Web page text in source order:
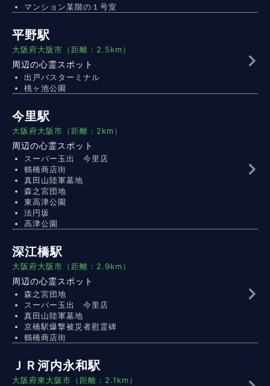
マンション某階の１号室
平野駅
大阪府大阪市（距離：2.5km）
周辺の心霊スポット
出戸バスターミナル
桃ヶ池公園
今里駅
大阪府大阪市（距離：2km）
周辺の心霊スポット
スーパー玉出 今里店
鶴橋商店街
真田山陸軍墓地
森之宮団地
東高津公園
法円坂
高津公園
深江橋駅
大阪府大阪市（距離：2.9km）
周辺の心霊スポット
森之宮団地
スーパー玉出 今里店
真田山陸軍墓地
京橋駅爆撃被災者慰霊碑
鶴橋商店街
ＪＲ河内永和駅
大阪府東大阪市（距離：2.1km）